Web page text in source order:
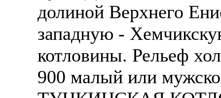
долиной Верхнего
западную -
котловины. Рельеф
900 малый или